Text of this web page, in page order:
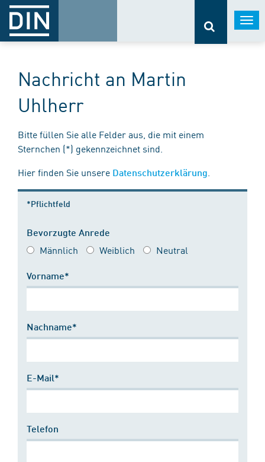
Nachricht an Martin
Uhlherr
Bitte füllen Sie alle Felder aus, die mit einem
Sternchen (*) gekennzeichnet sind.
Hier finden Sie unsere Datenschutzerklärung
*Pflichtfeld
Bevorzugte Anrede
Männlich Weiblich Neutral
Vorname*
Nachname*
E-Mail*
Telefon